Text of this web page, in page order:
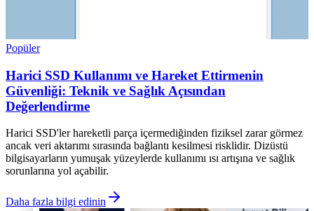
Popüler
Harici SSD Kullanımı ve Hareket Ettirmenin
Güvenliği: Teknik ve Sağlık Açısından
Değerlendirme
Harici SSD'ler hareketli parça içermediğinden fiziksel zarar görmez
ancak veri aktarımı sırasında bağlantı kesilmesi risklidir. Dizüstü
bilgisayarların yumuşak yüzeylerde kullanımı ısı artışına ve sağlık
sorunlarına yol açabilir.
Daha fazla bilgi edinin